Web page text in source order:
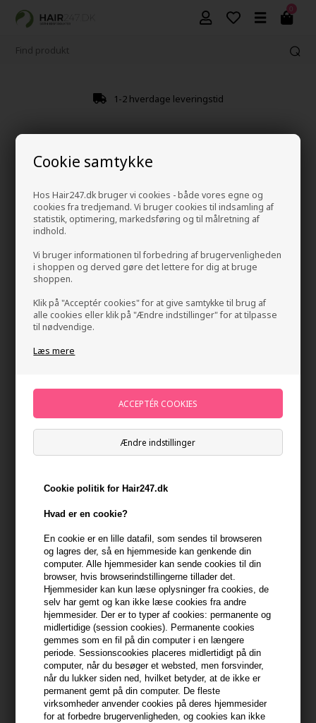
Cookie samtykke
Hos Hair247.dk bruger vi cookies - både vores egne og
cookies fra tredjemand. Vi bruger cookies til indsamling af
statistik, optimering, markedsføring og til målretning af
indhold.
Vi bruger informationen til forbedring af brugervenligheden
i shoppen og derved gøre det lettere for dig at bruge
shoppen.
Klik på "Acceptér cookies" for at give samtykke til brug af
alle cookies eller klik på "Ændre indstillinger" for at tilpasse
til nødvendige.
Læs mere
Ændre indstillinger
Cookie politik for Hair247.dk
Hvad er en cookie?
En cookie er en lille datafil, som sendes til browseren
og lagres der, så en hjemmeside kan genkende din
computer. Alle hjemmesider kan sende cookies til din
browser, hvis browserindstillingerne tillader det.
Hjemmesider kan kun læse oplysninger fra cookies, de
selv har gemt og kan ikke læse cookies fra andre
hjemmesider. Der er to typer af cookies: permanente og
midlertidige (session cookies). Permanente cookies
gemmes som en fil på din computer i en længere
periode. Sessionscookies placeres midlertidigt på din
computer, når du besøger et websted, men forsvinder,
når du lukker siden ned, hvilket betyder, at de ikke er
permanent gemt på din computer. De fleste
virksomheder anvender cookies på deres hjemmesider
for at forbedre brugervenligheden, og cookies kan ikke
0
1-2 hverdage leveringstid
Milk_shake Curl Passion Curl Perfectionist 200ml
DKK
+
På lager- Leveringstid 1-2 dage
Du får 10 DKK til dit næste køb når du køber denne vare -Vis
min konto
399,10 DKK FRA GRATIS FRAGT 399.1 DKK
Beskrivelse Anmeldelser Fabrikant